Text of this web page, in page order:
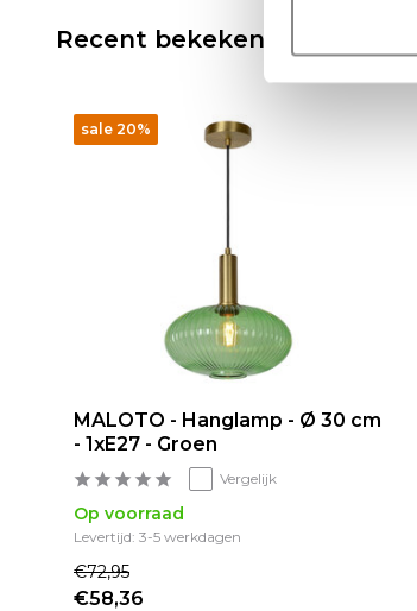
Recent bekeken
sale 20%
MALOTO - Hanglamp - Ø 30 cm
- 1xE27 - Groen
Vergelijk
Op voorraad
Levertijd: 3-5 werkdagen
€72,95
€58,36